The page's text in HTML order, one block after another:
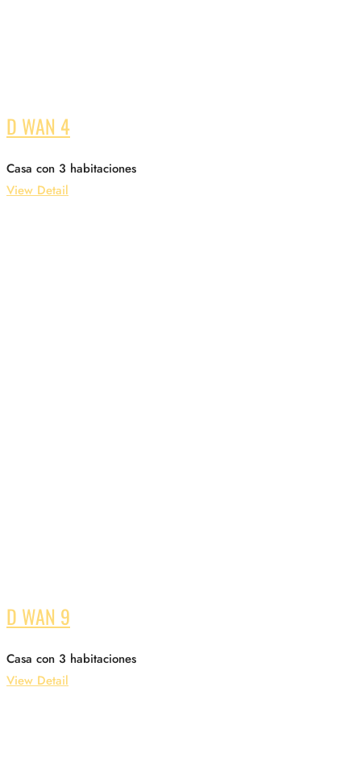
D WAN 4
Casa con 3 habitaciones
View Detail
D WAN 9
Casa con 3 habitaciones
View Detail